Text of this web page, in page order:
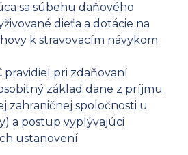
sa súbehu daňového
dieťa a dotácie na
k stravovacím návykom
pravidiel pri zdaňovaní
základ dane z príjmu
zahraničnej spoločnosti u
a postup vyplývajúci
ustanovení